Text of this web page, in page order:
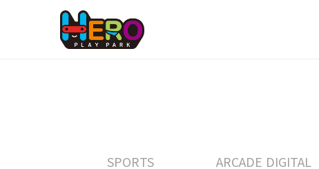
SPORTS ARCADE DIGITAL